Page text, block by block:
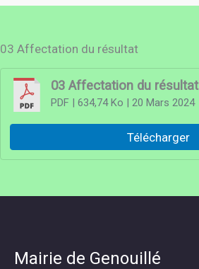
03 Affectation du résultat
03 Affectation du résultat
PDF| 634,74 Ko | 20 Mars 2024
Télécharger
Mairie de Genouillé